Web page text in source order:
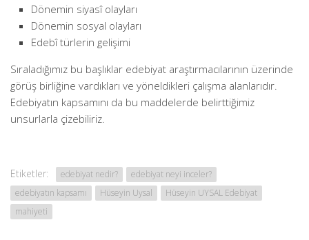
Dönemin siyasî olayları
Dönemin sosyal olayları
Edebî türlerin gelişimi
Sıraladığımız bu başlıklar edebiyat araştırmacılarının üzerinde
görüş birliğine vardıkları ve yöneldikleri çalışma alanlarıdır.
Edebiyatın kapsamını da bu maddelerde belirttiğimiz
unsurlarla çizebiliriz.
Etiketler: edebiyat nedir?
edebiyat neyi inceler?
edebiyatın kapsamı
Hüseyin Uysal
Hüseyin UYSAL Edebiyat
mahiyeti